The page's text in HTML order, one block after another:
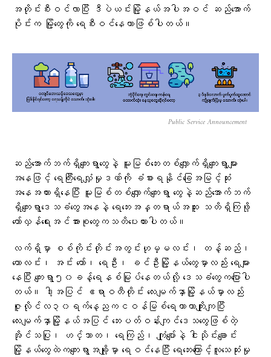
အတိုင်းစီးဝင်လာပြီး ဒီပဲယင်းမြို့နယ်အပါအဝင် ဆည်အောက်
ပိုင်းက မြို့တွေကို ရေစီးဝင်နေတာဖြစ်ပါတယ်။
Public Service Announcement
ဆည်အောက်ဘက်ရှိကျေးရွာတွေနဲ့ မူးမြစ်ဘေးတစ်လျှောက်ရှိကျေးရွာများ
အနေဖြင့် ရေကြီးရေလျှံမှုဒဏ်ကို ခံစားရနိုင်ခြေအမြင့်ဆုံး
အနေအထားရှိနေပြီး မူးမြစ်တစ်လျှောက်ကျေးရွာ တွေနဲ့ဆည်အောက်ဘက်
ရှိကျေးရွာဒေသခံတွေအနေနဲ့ ရေဘေးအန္တရာယ်အထူး သတိရှိကြဖို့
တော်လှန်ရေးအင်အားစုတွေကသတိပေးထားပါတယ်။
လက်ရှိမှာ စစ်ကိုင်းတိုင်းအတွင်းဟုမ္မလင်း၊ တန့်ဆည်၊
ကောလင်း၊ အင်း‌ တော်၊ ရေဦး၊ ခင်ဦးမြို့နယ်တွေမှာလည်း ရေများ
နေပြီး ကျေးရွာ၅၀ခန့်ရေနစ်မြုပ်နေတယ်လို့ ဒေသခံတွေကပြောပါ
တယ်။ ဒါ့အပြင် ဧရာဝတီတိုင်း လေးမျက်နှာမြို့နယ်မှာလည်း
ဇူလိုင်လ၃၀ရက်နေ့ညကငဝန်မြစ်ရေကာတာကျိုးကျပြီး
လေးမျက်နှာမြို့နယ်အပြင် ဘေးပတ်ဝန်းကျင်ဒေသတွေဖြစ်တဲ့
အိုင်သပြု၊ ဟင်္သာတ၊ ရေကြည်၊ ကျုံပျော်နဲ့ ငါးသိုင်းချောင်း
မြို့နယ်တွေထဲကကျေးရွာအချို့မှာ ရေဝင်နေပြီး ရေဘေးကြောင့်လူသေဆုံးမှု